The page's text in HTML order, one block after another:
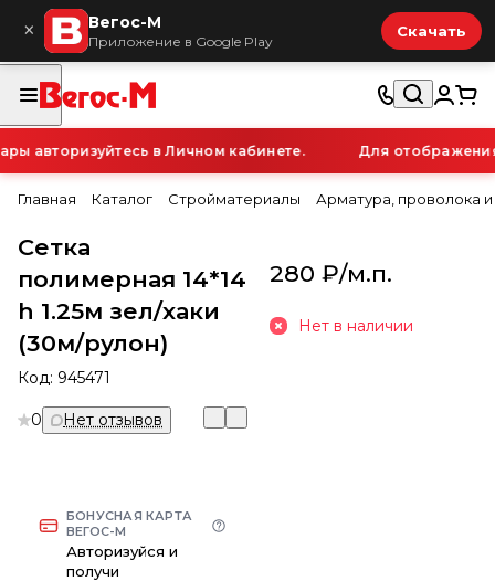
× Вегос-М
Приложение в Google Play
Скачать
авторизуйтесь в Личном кабинете. Для отображения
Главная Каталог Стройматериалы Арматура, проволока и
Сетка
полимерная 14*14
h 1.25м зел/хаки
(30м/рулон)
Код: 945471
0 Нет отзывов
БОНУСНАЯ КАРТА
ВЕГОС-М
Авторизуйся и
получи
280 ₽/м.п.
Нет в наличии